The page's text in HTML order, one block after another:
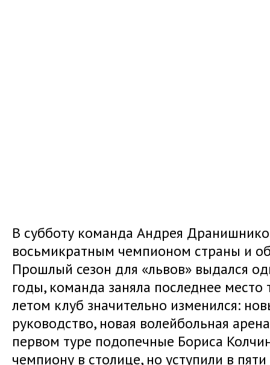
В субботу команда Андрея
восьмикратным чемпионом страны и
Прошлый сезон для «львов» выдался
годы, команда заняла последнее
летом клуб значительно изменился:
руководство, новая волейбольная
первом туре подопечные Бориса
чемпиону в столице, но уступили в